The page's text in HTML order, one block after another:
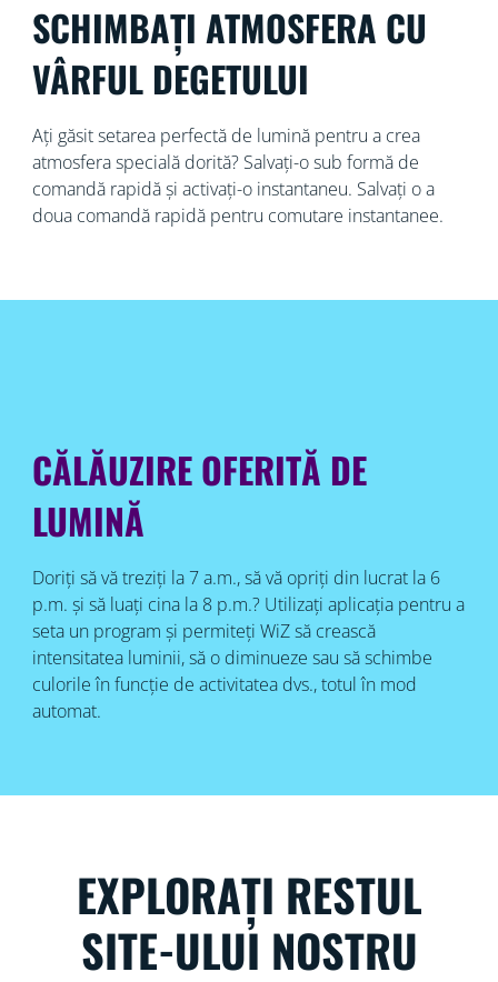
SCHIMBAȚI ATMOSFERA CU
VÂRFUL DEGETULUI
Ați găsit setarea perfectă de lumină pentru a crea
atmosfera specială dorită? Salvați-o sub formă de
comandă rapidă și activați-o instantaneu. Salvați o a
doua comandă rapidă pentru comutare instantanee.
CĂLĂUZIRE OFERITĂ DE
LUMINĂ
Doriți să vă treziți la 7 a.m., să vă opriți din lucrat la 6
p.m. și să luați cina la 8 p.m.? Utilizați aplicația pentru a
seta un program și permiteți WiZ să crească
intensitatea luminii, să o diminueze sau să schimbe
culorile în funcție de activitatea dvs., totul în mod
automat.
EXPLORAȚI RESTUL
SITE-ULUI NOSTRU